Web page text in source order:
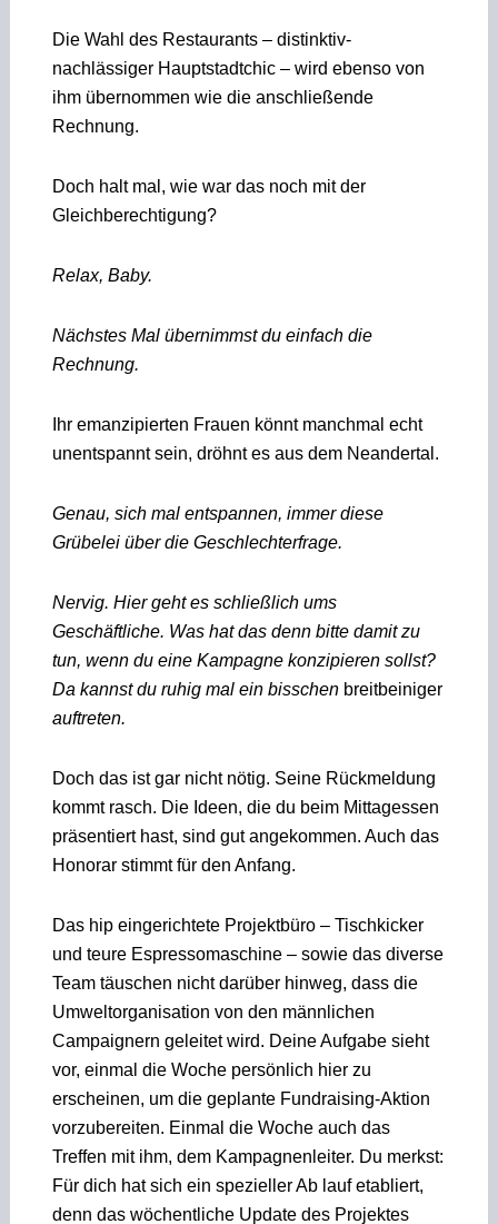
Die Wahl des Restaurants – distinktiv-
nachlässiger Hauptstadtchic – wird ebenso von
ihm übernommen wie die anschließende
Rechnung.
Doch halt mal, wie war das noch mit der
Gleichberechtigung?
Relax, Baby.
Nächstes Mal übernimmst du einfach die
Rechnung.
Ihr emanzipierten Frauen könnt manchmal echt
unentspannt sein, dröhnt es aus dem Neandertal.
Genau, sich mal entspannen, immer diese
Grübelei über die Geschlechterfrage.
Nervig. Hier geht es schließlich ums
Geschäftliche. Was hat das denn bitte damit zu
tun, wenn du eine Kampagne konzipieren sollst?
Da kannst du ruhig mal ein bisschenbreitbeiniger
auftreten.
Doch das ist gar nicht nötig. Seine Rückmeldung
kommt rasch. Die Ideen, die du beim Mittagessen
präsentiert hast, sind gut angekommen. Auch das
Honorar stimmt für den Anfang.
Das hip eingerichtete Projektbüro – Tischkicker
und teure Espressomaschine – sowie das diverse
Team täuschen nicht darüber hinweg, dass die
Umweltorganisation von den männlichen
Campaignern geleitet wird. Deine Aufgabe sieht
vor, einmal die Woche persönlich hier zu
erscheinen, um die geplante Fundraising-Aktion
vorzubereiten. Einmal die Woche auch das
Treffen mit ihm, dem Kampagnenleiter. Du merkst:
Für dich hat sich ein spezieller Ab­ lauf etabliert,
denn das wöchentliche Update des Projektes